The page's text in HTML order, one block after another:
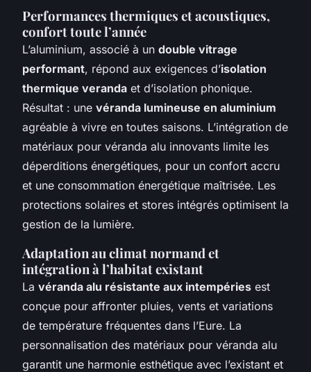
Performances thermiques et acoustiques,
confort toute l’année
L’aluminium, associé à un double vitrage
performant, répond aux exigences d’isolation
thermique veranda et d’isolation phonique.
Résultat : une véranda lumineuse en aluminium
agréable à vivre en toutes saisons. L’intégration de
matériaux pour véranda alu innovants limite les
déperditions énergétiques, pour un confort accru
et une consommation énergétique maîtrisée. Les
protections solaires et stores intégrés optimisent la
gestion de la lumière.
Adaptation au climat normand et
intégration à l’habitat existant
La véranda alu résistante aux intempéries est
conçue pour affronter pluies, vents et variations
de température fréquentes dans l’Eure. La
personnalisation des matériaux pour véranda alu
garantit une harmonie esthétique avec l’existant et